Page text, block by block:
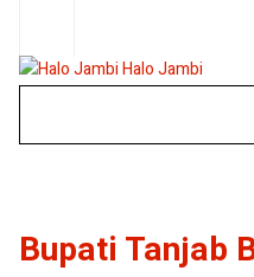
Halo Jambi
Bupati Tanjab